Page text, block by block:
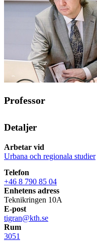
Professor
Detaljer
Arbetar vid
Urbana och regionala studier
Telefon
+46 8 790 85 04
Enhetens adress
Teknikringen 10A
E-post
tigran@kth.se
Rum
3051